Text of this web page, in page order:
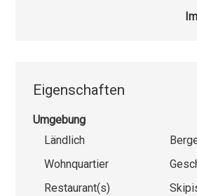
Eigenschaften
Umgebung
Ländlich
Wohnquartier
Restaurant(s)